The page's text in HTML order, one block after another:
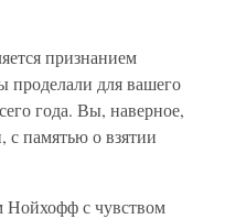
признанием
проделали для вашего
года. Вы, наверное,
с памятью о взятии
Нойхофф с чувством